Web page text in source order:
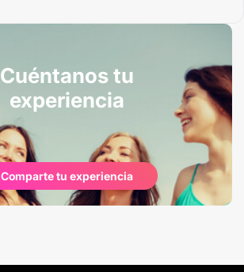
Cuéntanos tu
experiencia
Comparte tu experiencia